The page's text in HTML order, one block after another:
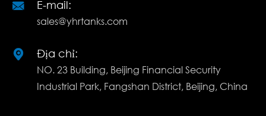
 E-mail:
sales@yhrtanks.com
 Địa chỉ:
NO. 23 Building, Beijing Financial Security
Industrial Park, Fangshan District, Beijing, China